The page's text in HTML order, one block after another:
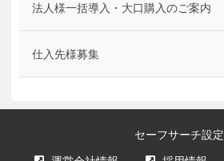
法人様一括導入・大口購入のご案内
仕入先様募集
セーフサーチ設定